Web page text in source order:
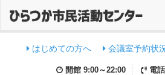
はじめての方へ 会議室予約状
開館 9:00～22:00 電話